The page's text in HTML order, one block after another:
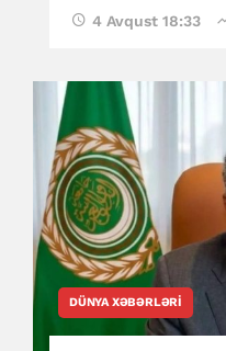
4 Avqust 18:33
DÜNYA XƏBƏRLƏRI